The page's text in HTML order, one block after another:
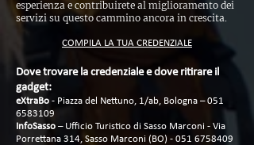
esperienza e contribuirete al miglioramento dei
servizi su questo cammino ancora in crescita.
COMPILA LA TUA CREDENZIALE
Dove trovare la credenziale e dove ritirare il
gadget:
eXtraBo - Piazza del Nettuno, 1/ab, Bologna –051
6583109
InfoSasso – Ufficio Turistico di Sasso Marconi - Via
Porrettana 314, Sasso Marconi (BO) - 051 6758409